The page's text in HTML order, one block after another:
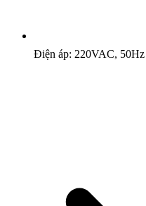
Điện áp: 220VAC, 50Hz